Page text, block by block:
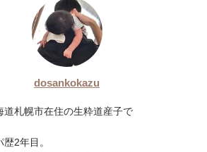
dosankokazu
道札幌市在住の生粋道産子で
歴2年目。